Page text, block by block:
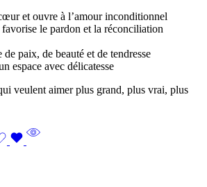
et ouvre à l’amour inconditionnel
le pardon et la réconciliation
paix, de beauté et de tendresse
espace avec délicatesse
veulent aimer plus grand, plus vrai, plus